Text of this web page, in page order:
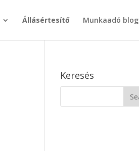
Állásértesítő Munkaadó blog
Keresés